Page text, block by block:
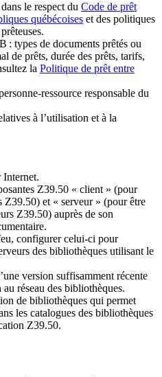
le respect du Code de prêt
québécoises et des politiques
: types de documents prêtés ou
de prêts, durée des prêts, tarifs,
la Politique de prêt entre
ressource responsable du
à l’utilisation et à la
Internet.
Z39.50 « client » (pour
Z39.50) et « serveur » (pour être
Z39.50) auprès de son
configurer celui-ci pour
des bibliothèques utilisant le
’une version suffisamment récente
réseau des bibliothèques.
de bibliothèques qui permet
les catalogues des bibliothèques
Z39.50.